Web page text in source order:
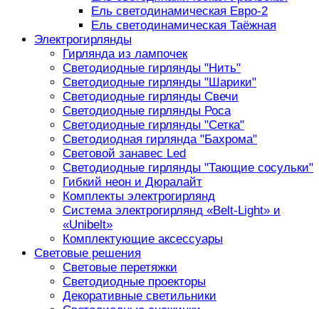
Ель светодинамическая Евро-2
Ель светодинамическая Таёжная
Электрогирлянды
Гирлянда из лампочек
Светодиодные гирлянды "Нить"
Светодиодные гирлянды "Шарики"
Светодиодные гирлянды Свечи
Светодиодные гирлянды Роса
Светодиодные гирлянды "Сетка"
Светодиодная гирлянда "Бахрома"
Световой занавес Led
Светодиодные гирлянды "Тающие сосульки"
Гибкий неон и Дюралайт
Комплекты электрогирлянд
Система электрогирлянд «Belt-Light» и
«Unibelt»
Комплектующие аксессуары
Световые решения
Световые перетяжки
Светодиодные проекторы
Декоративные светильники